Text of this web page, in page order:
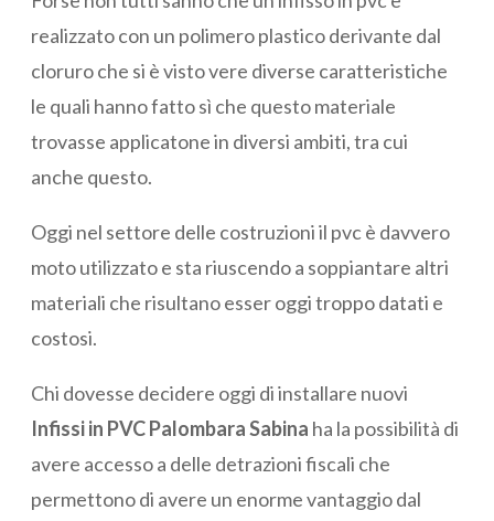
realizzato con un polimero plastico derivante dal
cloruro che si è visto vere diverse caratteristiche
le quali hanno fatto sì che questo materiale
trovasse applicatone in diversi ambiti, tra cui
anche questo.
Oggi nel settore delle costruzioni il pvc è davvero
moto utilizzato e sta riuscendo a soppiantare altri
materiali che risultano esser oggi troppo datati e
costosi.
Chi dovesse decidere oggi di installare nuovi
Infissi in PVC Palombara Sabina ha la possibilità di
avere accesso a delle detrazioni fiscali che
permettono di avere un enorme vantaggio dal